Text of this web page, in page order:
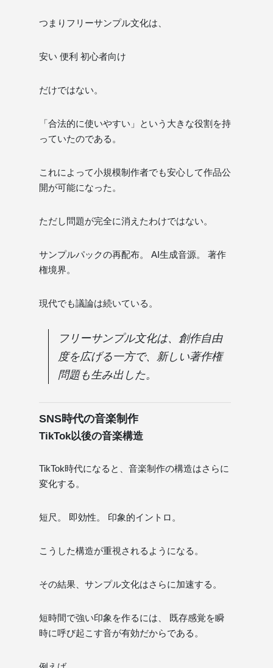
つまりフリーサンプル文化は、
安い 便利 初心者向け
だけではない。
「合法的に使いやすい」という大きな役割を持
っていたのである。
これによって小規模制作者でも安心して作品公
開が可能になった。
ただし問題が完全に消えたわけではない。
サンプルパックの再配布。 AI生成音源。 著作
権境界。
現代でも議論は続いている。
フリーサンプル文化は、創作自由
度を広げる一方で、新しい著作権
問題も生み出した。
SNS時代の音楽制作
TikTok以後の音楽構造
TikTok時代になると、音楽制作の構造はさらに
変化する。
短尺。 即効性。 印象的イントロ。
こうした構造が重視されるようになる。
その結果、サンプル文化はさらに加速する。
短時間で強い印象を作るには、 既存感覚を瞬
時に呼び起こす音が有効だからである。